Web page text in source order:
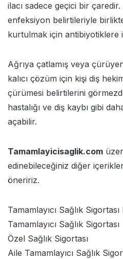
ilacı sadece geçici bir çaredir.
enfeksiyon belirtileriyle
kurtulmak için antibiyotiklere
Ağrıya çatlamış veya
kalıcı çözüm için kişi diş
çürümesi belirtilerini
hastalığı ve diş kaybı gibi
açabilir.
Tamamlayicisaglik.com
edinebileceğiniz diğer
öneririz.
Tamamlayıcı Sağlık
Tamamlayıcı Sağlık Sigortası
Özel Sağlık Sigortası
Aile Tamamlayıcı Sağlık